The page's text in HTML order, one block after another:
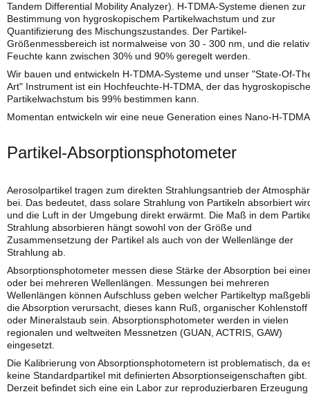
Tandem Differential Mobility Analyzer). H-TDMA-Systeme dienen zur
Bestimmung von hygroskopischem Partikelwachstum und zur
Quantifizierung des Mischungszustandes. Der Partikel-
Größenmessbereich ist normalweise von 30 - 300 nm, und die
Feuchte kann zwischen 30% und 90% geregelt werden.
Wir bauen und entwickeln H-TDMA-Systeme und unser "State-Of-
Art" Instrument ist ein Hochfeuchte-H-TDMA, der das hygroskopische
Partikelwachstum bis 99% bestimmen kann.
Momentan entwickeln wir eine neue Generation eines Nano-H-
Partikel-Absorptionsphotometer
Aerosolpartikel tragen zum direkten Strahlungsantrieb der
bei. Das bedeutet, dass solare Strahlung von Partikeln absorbiert
und die Luft in der Umgebung direkt erwärmt. Die Maß in dem
Strahlung absorbieren hängt sowohl von der Größe und
Zusammensetzung der Partikel als auch von der Wellenlänge der
Strahlung ab.
Absorptionsphotometer messen diese Stärke der Absorption bei
oder bei mehreren Wellenlängen. Messungen bei mehreren
Wellenlängen können Aufschluss geben welcher Partikeltyp
die Absorption verursacht, dieses kann Ruß, organischer Kohlenstoff
oder Mineralstaub sein. Absorptionsphotometer werden in vielen
regionalen und weltweiten Messnetzen (GUAN, ACTRIS, GAW)
eingesetzt.
Die Kalibrierung von Absorptionsphotometern ist problematisch, da
keine Standardpartikel mit definierten Absorptionseigenschaften gibt.
Derzeit befindet sich eine ein Labor zur reproduzierbaren Erzeugung